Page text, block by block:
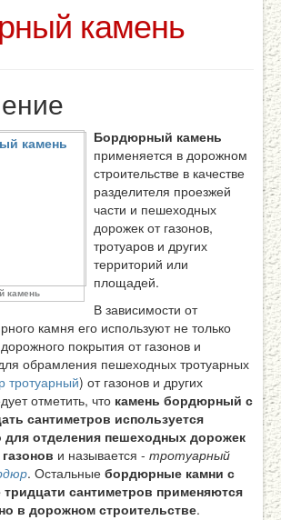
камень
камень
Бордюрный камень
применяется в дорожном
строительстве в качестве
разделителя проезжей
части и пешеходных
дорожек от газонов,
тротуаров и других
территорий или
площадей.
В зависимости от
камня его используют не только
покрытия от газонов и
обрамления пешеходных тротуарных
тротуарный) от газонов и других
отметить, что камень бордюрный с
сантиметров используется
для отделения пешеходных дорожек
и называется - тротуарный
. Остальные бордюрные камни с
сантиметров применяются
в дорожном строительстве.